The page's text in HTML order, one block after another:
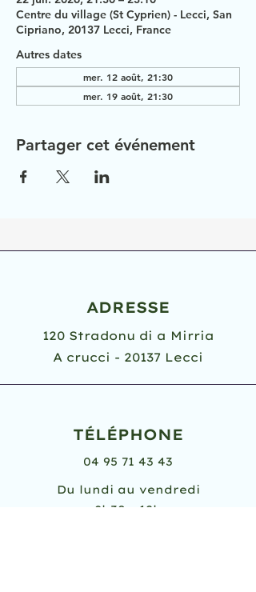
Centre du village (St Cyprien) - Lecci, San
Cipriano, 20137 Lecci, France
Autres dates
mer. 12 août, 21:30
mer. 19 août, 21:30
Partager cet événement
ADRESSE
120 Stradonu di a Mirria
A crucci - 20137 Lecci
TÉLÉPHONE
04 95 71 43 43
Du lundi au vendredi
8h30 - 12h